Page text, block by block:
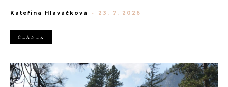
do módního domu dorazil. Umně mísí výrazy minulosti a dávných
Kateřina Hlaváčková - 23. 7. 2026
ČLÁNEK